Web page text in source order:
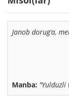
Janob dorug‘a,
Manba: